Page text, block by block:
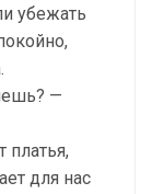
убежать
—
платья,
для нас